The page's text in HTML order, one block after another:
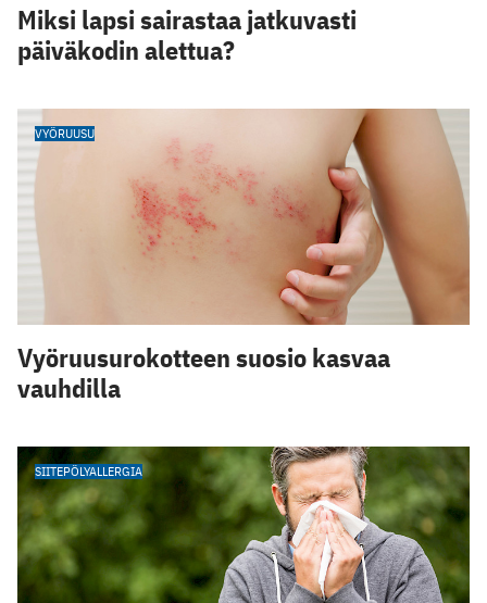
Miksi lapsi sairastaa jatkuvasti
päiväkodin alettua?
VYÖRUUSU
Vyöruusurokotteen suosio kasvaa
vauhdilla
SIITEPÖLYALLERGIA